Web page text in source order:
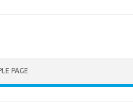
PAGE